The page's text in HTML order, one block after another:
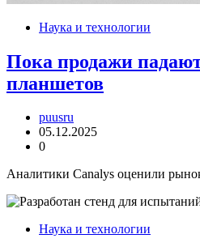
Наука и технологии
Пока продажи
планшетов
puusru
05.12.2025
0
Аналитики Canalys оценили
Наука и технологии